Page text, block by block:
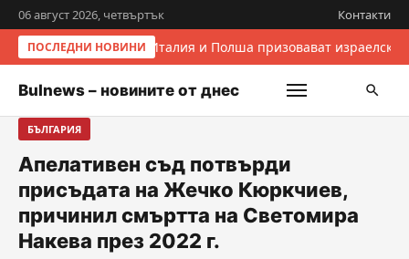
06 август 2026, четвъртък Контакти
ПОСЛЕДНИ НОВИНИ Италия и Полша призовават
Bulnews – новините от днес
БЪЛГАРИЯ
Апелативен съд потвърди
присъдата на Жечко Кюркчиев,
причинил смъртта на Светомира
Накева през 2022 г.